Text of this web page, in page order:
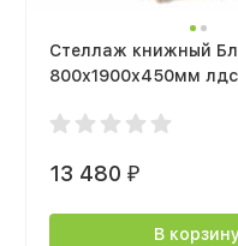
Стеллаж книжный
800х1900х450мм
13 480₽
В корзину